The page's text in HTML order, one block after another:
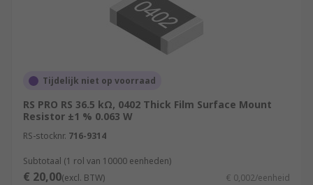
Tijdelijk niet op voorraad
RS PRO RS 36.5 kΩ, 0402 Thick Film Surface Mount
Resistor ±1 % 0.063 W
RS-stocknr. 716-9314
Subtotaal (1 rol van 10000 eenheden)
€ 20,00(excl. BTW) € 0,002/eenheid